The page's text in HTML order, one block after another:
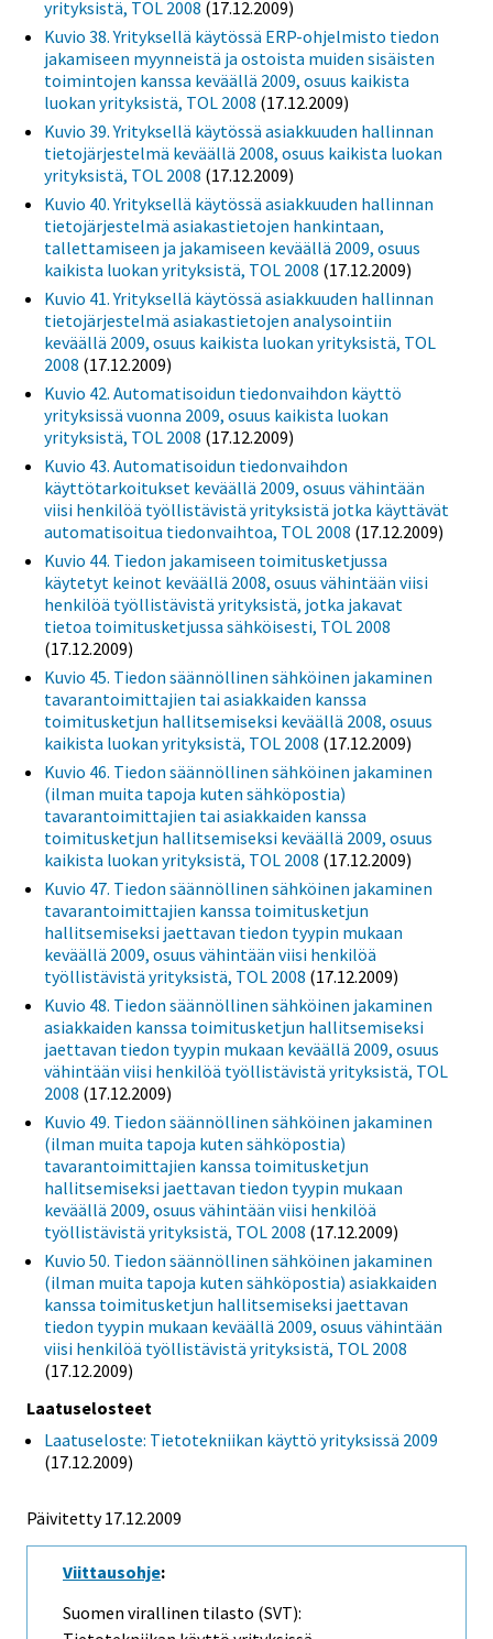
yrityksistä, TOL 2008 (17.12.2009)
Kuvio 38. Yrityksellä käytössä ERP-ohjelmisto tiedon
jakamiseen myynneistä ja ostoista muiden sisäisten
toimintojen kanssa keväällä 2009, osuus kaikista
luokan yrityksistä, TOL 2008 (17.12.2009)
Kuvio 39. Yrityksellä käytössä asiakkuuden hallinnan
tietojärjestelmä keväällä 2008, osuus kaikista luokan
yrityksistä, TOL 2008 (17.12.2009)
Kuvio 40. Yrityksellä käytössä asiakkuuden hallinnan
tietojärjestelmä asiakastietojen hankintaan,
tallettamiseen ja jakamiseen keväällä 2009, osuus
kaikista luokan yrityksistä, TOL 2008 (17.12.2009)
Kuvio 41. Yrityksellä käytössä asiakkuuden hallinnan
tietojärjestelmä asiakastietojen analysointiin
keväällä 2009, osuus kaikista luokan yrityksistä, TOL
2008 (17.12.2009)
Kuvio 42. Automatisoidun tiedonvaihdon käyttö
yrityksissä vuonna 2009, osuus kaikista luokan
yrityksistä, TOL 2008 (17.12.2009)
Kuvio 43. Automatisoidun tiedonvaihdon
käyttötarkoitukset keväällä 2009, osuus vähintään
viisi henkilöä työllistävistä yrityksistä jotka käyttävät
automatisoitua tiedonvaihtoa, TOL 2008 (17.12.2009)
Kuvio 44. Tiedon jakamiseen toimitusketjussa
käytetyt keinot keväällä 2008, osuus vähintään viisi
henkilöä työllistävistä yrityksistä, jotka jakavat
tietoa toimitusketjussa sähköisesti, TOL 2008
(17.12.2009)
Kuvio 45. Tiedon säännöllinen sähköinen jakaminen
tavarantoimittajien tai asiakkaiden kanssa
toimitusketjun hallitsemiseksi keväällä 2008, osuus
kaikista luokan yrityksistä, TOL 2008 (17.12.2009)
Kuvio 46. Tiedon säännöllinen sähköinen jakaminen
(ilman muita tapoja kuten sähköpostia)
tavarantoimittajien tai asiakkaiden kanssa
toimitusketjun hallitsemiseksi keväällä 2009, osuus
kaikista luokan yrityksistä, TOL 2008 (17.12.2009)
Kuvio 47. Tiedon säännöllinen sähköinen jakaminen
tavarantoimittajien kanssa toimitusketjun
hallitsemiseksi jaettavan tiedon tyypin mukaan
keväällä 2009, osuus vähintään viisi henkilöä
työllistävistä yrityksistä, TOL 2008 (17.12.2009)
Kuvio 48. Tiedon säännöllinen sähköinen jakaminen
asiakkaiden kanssa toimitusketjun hallitsemiseksi
jaettavan tiedon tyypin mukaan keväällä 2009, osuus
vähintään viisi henkilöä työllistävistä yrityksistä, TOL
2008 (17.12.2009)
Kuvio 49. Tiedon säännöllinen sähköinen jakaminen
(ilman muita tapoja kuten sähköpostia)
tavarantoimittajien kanssa toimitusketjun
hallitsemiseksi jaettavan tiedon tyypin mukaan
keväällä 2009, osuus vähintään viisi henkilöä
työllistävistä yrityksistä, TOL 2008 (17.12.2009)
Kuvio 50. Tiedon säännöllinen sähköinen jakaminen
(ilman muita tapoja kuten sähköpostia) asiakkaiden
kanssa toimitusketjun hallitsemiseksi jaettavan
tiedon tyypin mukaan keväällä 2009, osuus vähintään
viisi henkilöä työllistävistä yrityksistä, TOL 2008
(17.12.2009)
Laatuselosteet
Laatuseloste: Tietotekniikan käyttö yrityksissä 2009
(17.12.2009)
Päivitetty 17.12.2009
Viittausohje:
Suomen virallinen tilasto (SVT):